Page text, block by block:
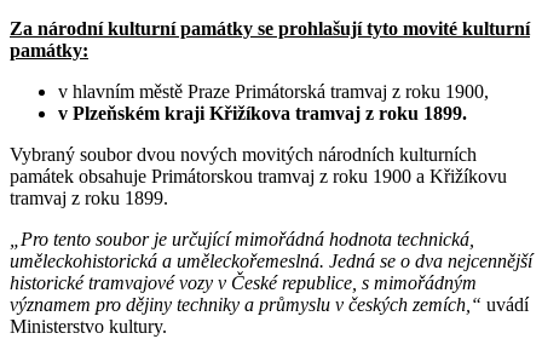
Za národní kulturní památky se prohlašují tyto movité kulturní
památky:
v hlavním městě Praze Primátorská tramvaj z roku 1900,
v Plzeňském kraji Křižíkova tramvaj z roku 1899.
Vybraný soubor dvou nových movitých národních kulturních
památek obsahuje Primátorskou tramvaj z roku 1900 a Křižíkovu
tramvaj z roku 1899.
„Pro tento soubor je určující mimořádná hodnota technická,
uměleckohistorická a uměleckořemeslná. Jedná se o dva nejcennější
historické tramvajové vozy v České republice, s mimořádným
významem pro dějiny techniky a průmyslu v českých zemích,“ uvádí
Ministerstvo kultury.